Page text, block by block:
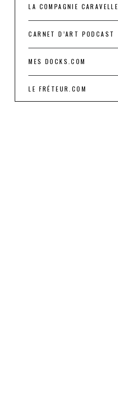
LA COMPAGNIE CARAVELLE
CARNET D’ART PODCAST
MES DOCKS.COM
LE FRÉTEUR.COM